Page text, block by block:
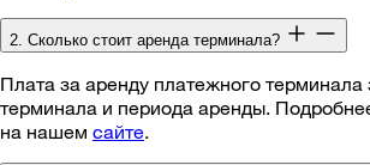
2. Сколько стоит аренда терминала?
Плата за аренду платежного терминала
терминала и периода аренды.
на нашем сайте.